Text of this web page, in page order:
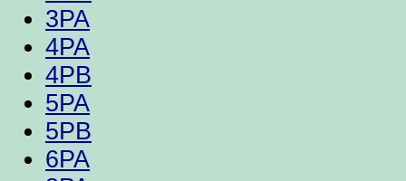
3PA
4PA
4PB
5PA
5PB
6PA